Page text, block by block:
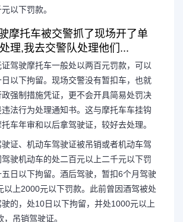
以下罚款。
摩托车被交警抓了现场开了单
理,我去交警队处理他们...
驾驶摩托车一般处以两百元罚款，可以
以下拘留。现场交警没有暂扣车，也就
强制措施凭证，更不会开具简易处罚决
法行为处理通知书。这与摩托车车挂钩
车年审和以后拿驾驶证，较好去处理。
证、机动车驾驶证被吊销或者机动车驾
驶机动车的处二百元以上二千元以下罚
日以下拘留。酒后驾驶，暂扣6个月驾驶
以上2000元以下罚款。此前曾因酒驾被处
的，处10日以下拘留，并处1000元以上
吊销驾驶证。